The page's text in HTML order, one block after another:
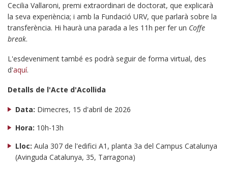
Cecilia Vallaroni, premi extraordinari de doctorat, que explicarà
la seva experiència; i amb la Fundació URV, que parlarà sobre la
transferència. Hi haurà una parada a les 11h per fer un Coffe
break.
L'esdeveniment també es podrà seguir de forma virtual, des
d'aquí.
Detalls de l'Acte d'Acollida
Data: Dimecres, 15 d'abril de 2026
Hora: 10h-13h
Lloc: Aula 307 de l'edifici A1, planta 3a del Campus Catalunya
(Avinguda Catalunya, 35, Tarragona)